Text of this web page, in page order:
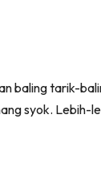
baling tarik-
syok. Lebih-